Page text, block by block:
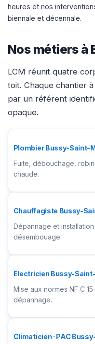
heures et nos
biennale et décennale.
Nos métiers
LCM réunit quatre
toit. Chaque chantier
par un référent
opaque.
Plombier Bussy-Saint-
Fuite, débouchage,
chaude.
Chauffagiste Bussy-
Dépannage et
désembouage.
Électricien Bussy-
Mise aux normes NF C
dépannage.
Climaticien · PAC